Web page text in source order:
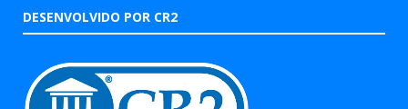
DESENVOLVIDO POR CR2